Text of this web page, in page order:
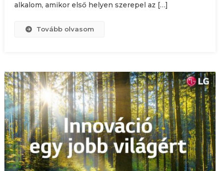
alkalom, amikor első helyen szerepel az […]
Tovább olvasom